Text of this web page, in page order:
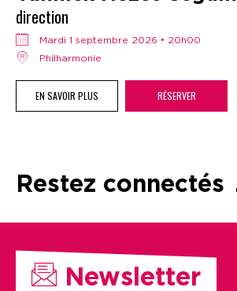
direction
mardi 1 septembre 2026 • 20h00
Philharmonie
EN SAVOIR PLUS RÉSERVER
Restez connectés
Newsletter